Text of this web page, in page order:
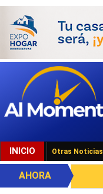
INICIO Otras Noticias
AHORA